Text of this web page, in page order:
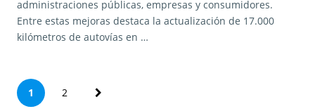
administraciones públicas, empresas y consumidores.
Entre estas mejoras destaca la actualización de 17.000
kilómetros de autovías en …
P1 2